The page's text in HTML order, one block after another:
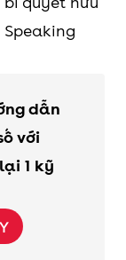
dẫn
với
1 kỹ